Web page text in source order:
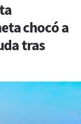
chocó a
tras